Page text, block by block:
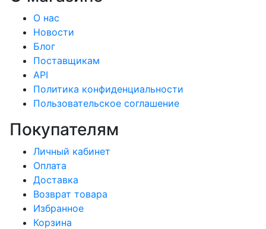
О нас
Новости
Блог
Поставщикам
API
Политика конфиденциальности
Пользовательское соглашение
Покупателям
Личный кабинет
Оплата
Доставка
Возврат товара
Избранное
Корзина